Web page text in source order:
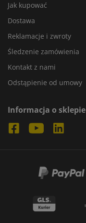
Jak kupować
Dostawa
Reklamacje i zwroty
Śledzenie zamówienia
Kontakt z nami
Odstąpienie od umowy
Informacja o sklepie